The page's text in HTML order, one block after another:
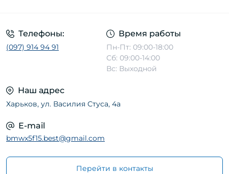
Телефоны:
(097) 914 94 91
Время работы
Пн-Пт: 09:00-18:00
Сб: 09:00-14:00
Вс: Выходной
Наш адрес
Харьков, ул. Василия Стуса, 4а
E-mail
bmwx5f15.best@gmail.com
Перейти в контакты